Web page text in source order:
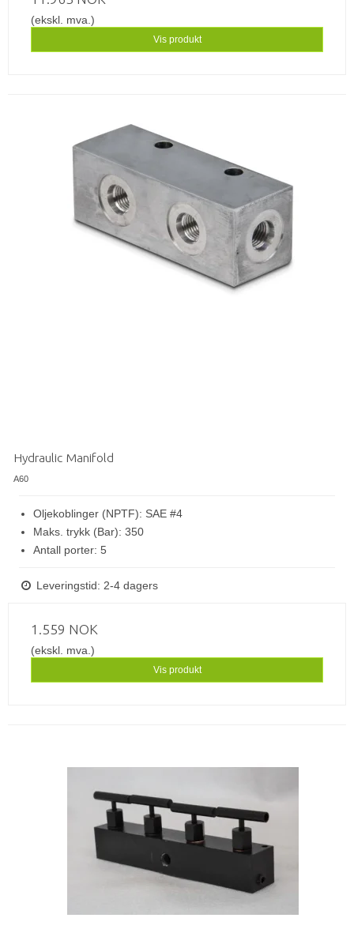
(ekskl. mva.)
Vis produkt
Hydraulic Manifold
A60
Oljekoblinger (NPTF): SAE #4
Maks. trykk (Bar): 350
Antall porter: 5
Leveringstid: 2-4 dagers
1.559 NOK
(ekskl. mva.)
Vis produkt